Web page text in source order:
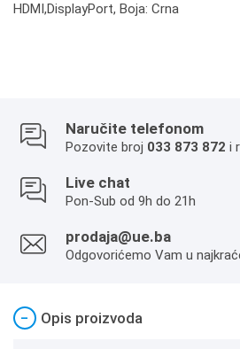
HDMI,DisplayPort, Boja: Crna
Naručite telefonom
Pozovite broj 033 873 872 i
Live chat
Pon-Sub od 9h do 21h
prodaja@ue.ba
Odgovorićemo Vam u
− Opis proizvoda